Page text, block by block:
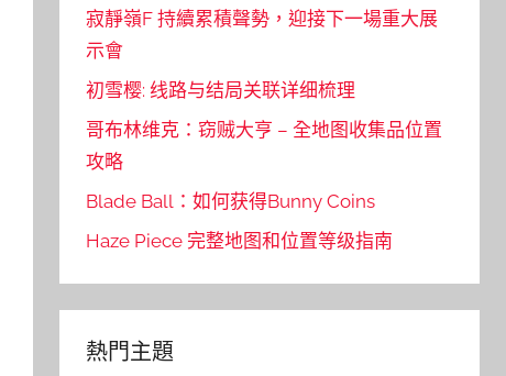
寂靜嶺F 持續累積聲勢，迎接下一場重大展
示會
初雪樱: 线路与结局关联详细梳理
哥布林维克：窃贼大亨 – 全地图收集品位置
攻略
Blade Ball：如何获得Bunny Coins
Haze Piece 完整地图和位置等级指南
熱門主題